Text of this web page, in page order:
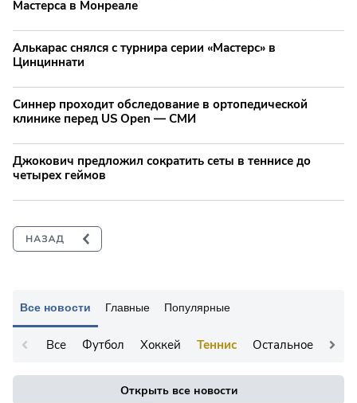
Все новости Главные Популярные
Все Футбол Хоккей Теннис Остальное
Открыть все новости
Мастерса в Монреале
Алькарас снялся с турнира серии «Мастерс» в
Цинциннати
Синнер проходит обследование в ортопедической
клинике перед US Open — СМИ
Джокович предложил сократить сеты в теннисе до
четырех геймов